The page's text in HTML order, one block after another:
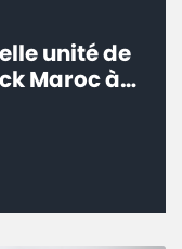
unité de
Maroc à